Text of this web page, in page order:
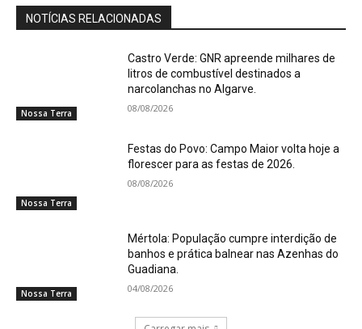
NOTÍCIAS RELACIONADAS
Nossa Terra
Castro Verde: GNR apreende milhares de
litros de combustível destinados a
narcolanchas no Algarve.
08/08/2026
Nossa Terra
Festas do Povo: Campo Maior volta hoje a
florescer para as festas de 2026.
08/08/2026
Nossa Terra
Mértola: População cumpre interdição de
banhos e prática balnear nas Azenhas do
Guadiana.
04/08/2026